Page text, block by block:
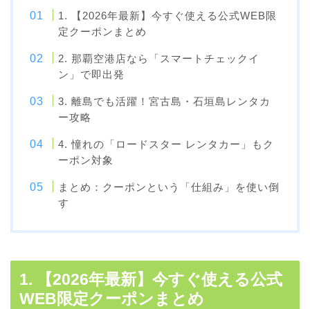
1. 【2026年最新】今すぐ使える公式WEB限
定クーポンまとめ
2. 那覇空港店なら「スマートチェックイ
ン」で即出発
3. 離島でも活躍！宮古島・石垣島レンタカ
ー攻略
4. 憧れの「ロードスター レンタカー」もク
ーポン対象
まとめ：クーポンという「仕組み」を使い倒
す
1. 【2026年最新】今すぐ使える公式
WEB限定クーポンまとめ